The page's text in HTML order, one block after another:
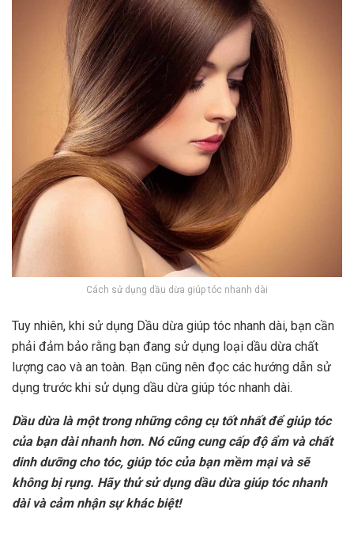
Cách sử dụng dầu dừa giúp tóc nhanh dài
Tuy nhiên, khi sử dụng Dầu dừa giúp tóc nhanh dài, bạn cần
phải đảm bảo rằng bạn đang sử dụng loại dầu dừa chất
lượng cao và an toàn. Bạn cũng nên đọc các hướng dẫn sử
dụng trước khi sử dụng dầu dừa giúp tóc nhanh dài.
Dầu dừa là một trong những công cụ tốt nhất để giúp tóc
của bạn dài nhanh hơn. Nó cũng cung cấp độ ẩm và chất
dinh dưỡng cho tóc, giúp tóc của bạn mềm mại và sẽ
không bị rụng. Hãy thử sử dụng dầu dừa giúp tóc nhanh
dài và cảm nhận sự khác biệt!